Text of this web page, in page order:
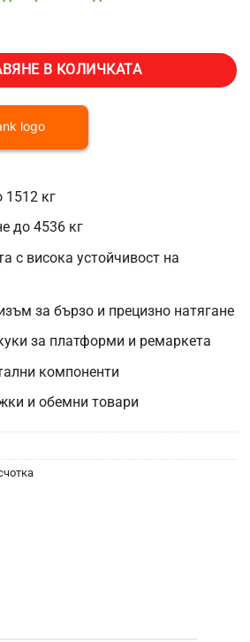
товари с тресчотка VEVOR XMFS-10,
В КОЛИЧКАТА
1512 кг
до 4536 кг
с висока устойчивост на
за бързо и прецизно натягане
за платформи и ремаркета
компоненти
и обемни товари